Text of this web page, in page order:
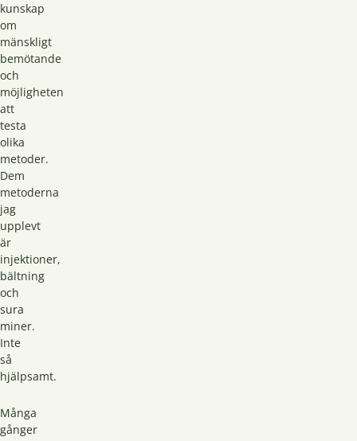
kunskap
om
mänskligt
bemötande
och
möjligheten
att
testa
olika
metoder.
Dem
metoderna
jag
upplevt
är
injektioner,
bältning
och
sura
miner.
Inte
så
hjälpsamt.
Många
gånger